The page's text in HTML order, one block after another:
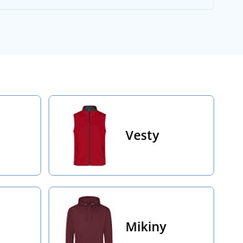
Vesty
Mikiny